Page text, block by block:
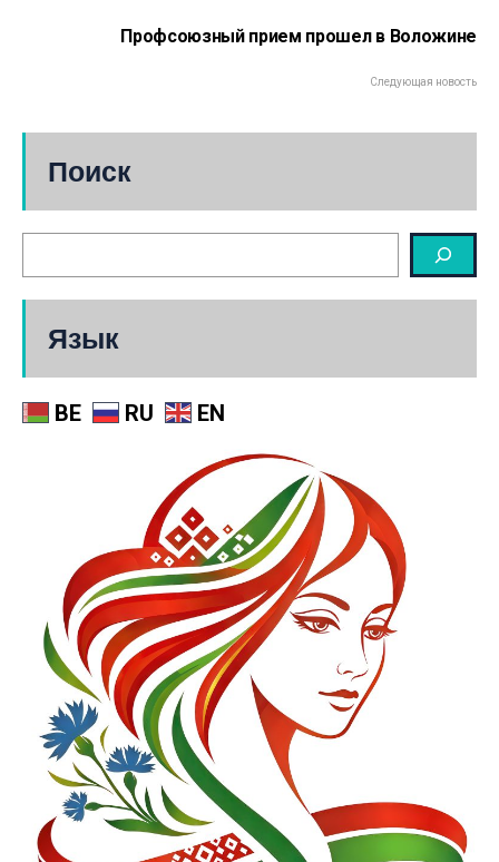
Профсоюзный прием прошел в Воложине
Следующая новость
Поиск
Язык
BE RU EN